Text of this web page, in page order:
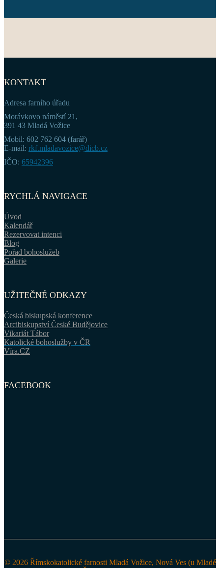
KONTAKT
Adresa farního úřadu
Morávkovo náměstí 21,
391 43 Mladá Vožice
Mobil: 602 762 604 (farář)
E-mail: rkf.mladavozice@dicb.cz
IČO: 65942396
RYCHLÁ NAVIGACE
Úvod
Kalendář
Rezervovat intenci
Blog
Pořad bohoslužeb
Galerie
UŽITEČNÉ ODKAZY
Česká biskupská konference
Arcibiskupství České Budějovice
Vikariát Tábor
Katolické bohoslužby v ČR
Víra.CZ
FACEBOOK
© 2026 Římskokatolické farnosti Mladá Vožice, Nová Ves (u Mladé